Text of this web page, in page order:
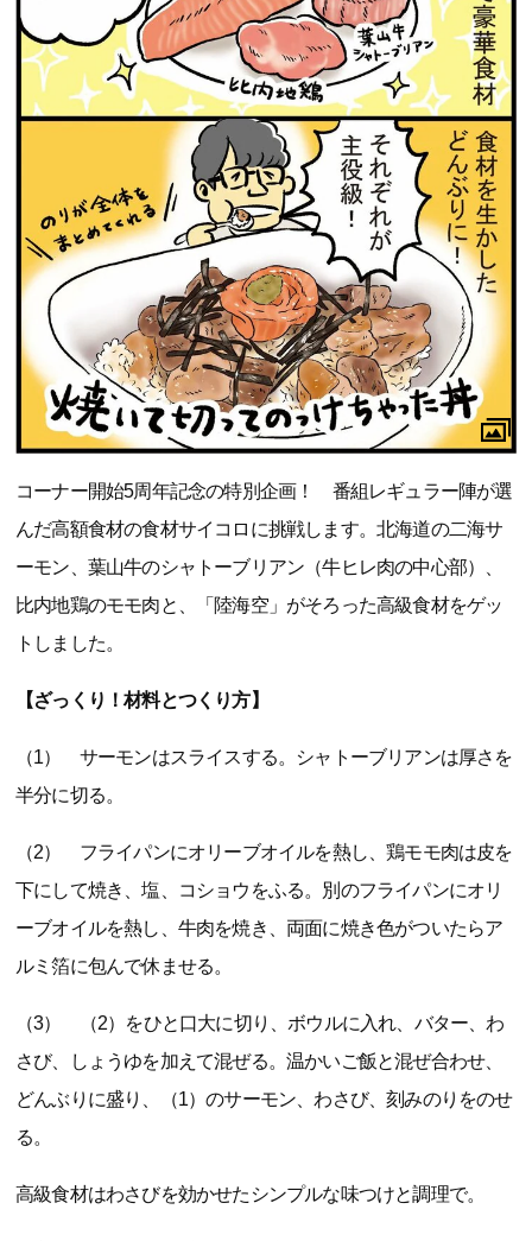
コーナー開始5周年記念の特別企画！ 番組レギュラー陣が選
んだ高額食材の食材サイコロに挑戦します。北海道の二海サ
ーモン、葉山牛のシャトーブリアン（牛ヒレ肉の中心部）、
比内地鶏のモモ肉と、「陸海空」がそろった高級食材をゲッ
トしました。
【ざっくり！材料とつくり方】
（1） サーモンはスライスする。シャトーブリアンは厚さを
半分に切る。
（2） フライパンにオリーブオイルを熱し、鶏モモ肉は皮を
下にして焼き、塩、コショウをふる。別のフライパンにオリ
ーブオイルを熱し、牛肉を焼き、両面に焼き色がついたらア
ルミ箔に包んで休ませる。
（3） （2）をひと口大に切り、ボウルに入れ、バター、わ
さび、しょうゆを加えて混ぜる。温かいご飯と混ぜ合わせ、
どんぶりに盛り、（1）のサーモン、わさび、刻みのりをのせ
る。
高級食材はわさびを効かせたシンプルな味つけと調理で。